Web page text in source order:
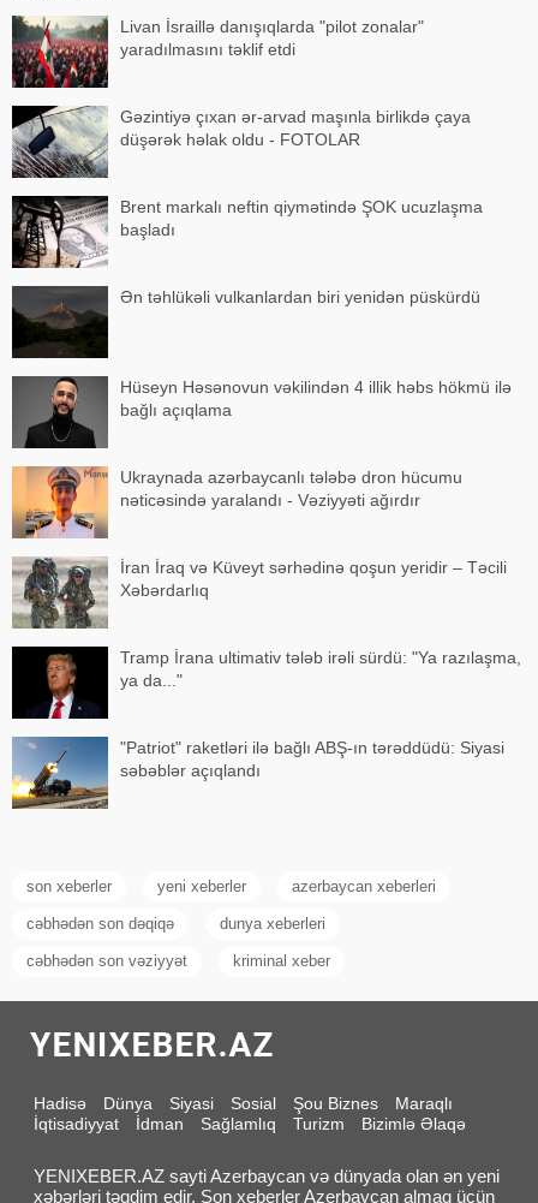
Livan İsraillə danışıqlarda "pilot zonalar"
yaradılmasını təklif etdi
Gəzintiyə çıxan ər-arvad maşınla birlikdə çaya
düşərək həlak oldu - FOTOLAR
Brent markalı neftin qiymətində ŞOK ucuzlaşma
başladı
Ən təhlükəli vulkanlardan biri yenidən püskürdü
Hüseyn Həsənovun vəkilindən 4 illik həbs hökmü ilə
bağlı açıqlama
Ukraynada azərbaycanlı tələbə dron hücumu
nəticəsində yaralandı - Vəziyyəti ağırdır
İran İraq və Küveyt sərhədinə qoşun yeridir – Təcili
Xəbərdarlıq
Tramp İrana ultimativ tələb irəli sürdü: "Ya razılaşma,
ya da..."
"Patriot" raketləri ilə bağlı ABŞ-ın tərəddüdü: Siyasi
səbəblər açıqlandı
son xeberler yeni xeberler azerbaycan xeberleri
cəbhədən son dəqiqə dunya xeberleri
cəbhədən son vəziyyət kriminal xeber
Hadisə Dünya Siyasi Sosial Şou Biznes
Maraqlı
İqtisadiyyat
İdman Sağlamlıq Turizm Bizimlə Əlaqə
YENIXEBER.AZ sayti Azerbaycan və dünyada olan ən yeni
xəbərləri təqdim edir. Son xeberler Azerbaycan almaq üçün